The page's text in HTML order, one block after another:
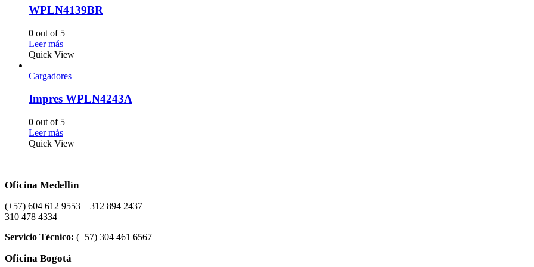
WPLN4139BR
0 out of 5
Leer más
Quick View
Cargadores
Impres WPLN4243A
0 out of 5
Leer más
Quick View
Oficina Medellín
(+57) 604 612 9553 – 312 894 2437 –
310 478 4334
Servicio Técnico: (+57) 304 461 6567
Oficina Bogotá